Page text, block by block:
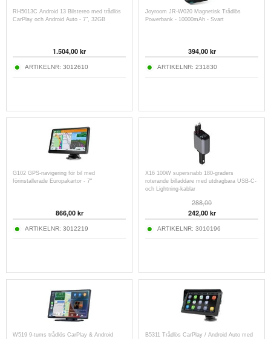
RH5013C Android 13 Bilstereo med trådlös
CarPlay och Android Auto - 7", 32GB
1.504,00 kr
ARTIKELNR: 3012610
Joyroom JR-W020 Magnetisk Trådlös
Powerbank - 10000mAh - Svart
394,00kr
ARTIKELNR: 231830
G102 GPS-navigering för bil med
förinstallerade Europakartor - 7"
866,00kr
ARTIKELNR: 3012219
X16 100W supersnabb 180-graders
roterande billaddare med utdragbara USB-C-
och Lightning-kablar
288,00
242,00kr
ARTIKELNR: 3010196
W519 9-tums trådlös CarPlay & Android
B5311 Trådlös CarPlay / Android Auto med